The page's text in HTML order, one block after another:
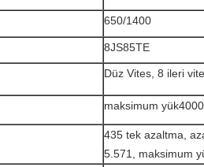
650/1400
8JS85TE
Düz Vites, 8 ileri
maksimum
435 tek azaltma,
5.571, maksimum